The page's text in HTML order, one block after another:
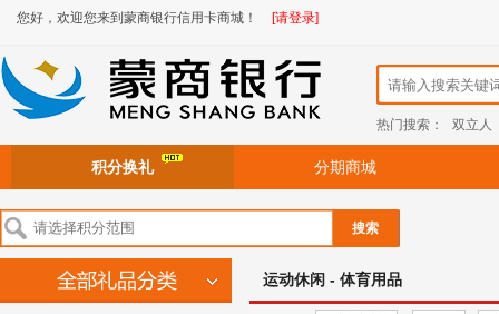
您好，欢迎您来到蒙商银行信用卡商城！ [请登录]
热门搜索： 双立人
积分换礼 分期商城
搜索
运动休闲 - 体育用品